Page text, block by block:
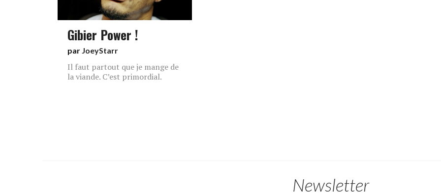
Gibier Power !
par JoeyStarr
Il faut partout que je mange de
la viande. C’est primordial.
Newsletter